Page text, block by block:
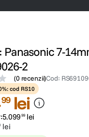
Panasonic 7-
2
(0 recenzii)Cod:
cod RS10
99 lei
5.099 99 lei
lei